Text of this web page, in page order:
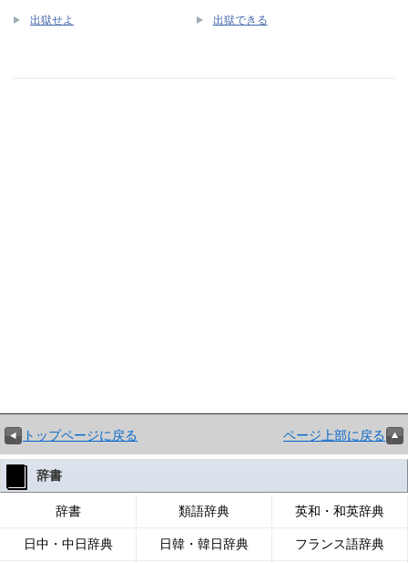
出獄せよ 出獄できる
トップページに戻る ページ上部に戻る
辞書
辞書 類語辞典 英和・和英辞典
日中・中日辞典 日韓・韓日辞典 フランス語辞典